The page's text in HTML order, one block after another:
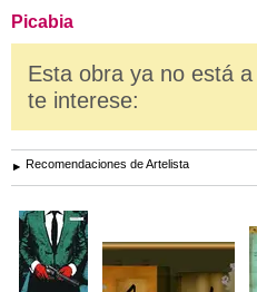
Picabia
Esta obra ya no está
te interese:
Recomendaciones de Artelista